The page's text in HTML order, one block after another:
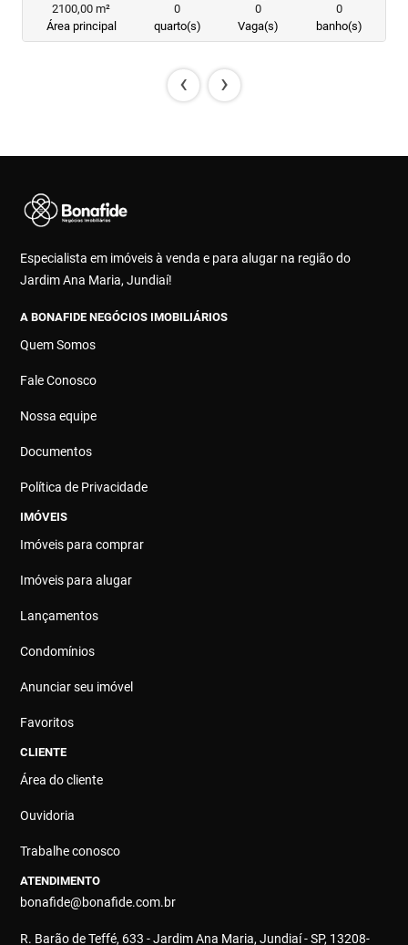
2100,00 m²
Área principal
0
quarto(s)
0
Vaga(s)
0
banho(s)
‹ ›
Especialista em imóveis à venda e para alugar na região do
Jardim Ana Maria, Jundiaí!
A BONAFIDE NEGÓCIOS IMOBILIÁRIOS
Quem Somos
Fale Conosco
Nossa equipe
Documentos
Política de Privacidade
IMÓVEIS
Imóveis para comprar
Imóveis para alugar
Lançamentos
Condomínios
Anunciar seu imóvel
Favoritos
CLIENTE
Área do cliente
Ouvidoria
Trabalhe conosco
ATENDIMENTO
bonafide@bonafide.com.br
R. Barão de Teffé, 633 - Jardim Ana Maria, Jundiaí - SP, 13208-